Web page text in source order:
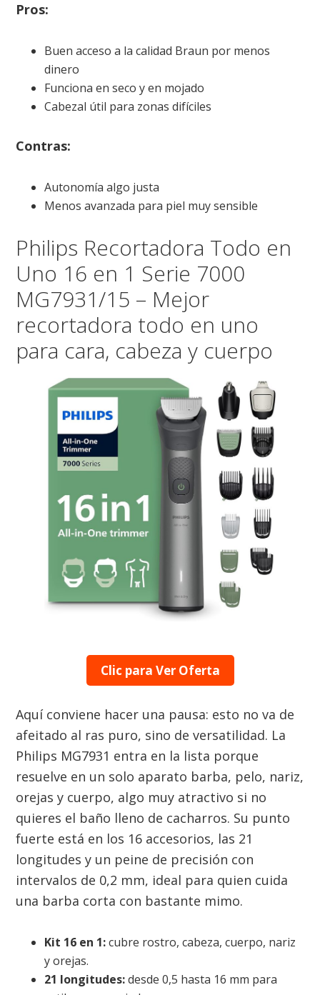
Pros:
Buen acceso a la calidad Braun por menos
dinero
Funciona en seco y en mojado
Cabezal útil para zonas difíciles
Contras:
Autonomía algo justa
Menos avanzada para piel muy sensible
Philips Recortadora Todo en
Uno 16 en 1 Serie 7000
MG7931/15 – Mejor
recortadora todo en uno
para cara, cabeza y cuerpo
Clic para Ver Oferta
Aquí conviene hacer una pausa: esto no va de
afeitado al ras puro, sino de versatilidad. La
Philips MG7931 entra en la lista porque
resuelve en un solo aparato barba, pelo, nariz,
orejas y cuerpo, algo muy atractivo si no
quieres el baño lleno de cacharros. Su punto
fuerte está en los 16 accesorios, las 21
longitudes y un peine de precisión con
intervalos de 0,2 mm, ideal para quien cuida
una barba corta con bastante mimo.
Kit 16 en 1:cubre rostro, cabeza, cuerpo, nariz
y orejas.
21 longitudes:desde 0,5 hasta 16 mm para